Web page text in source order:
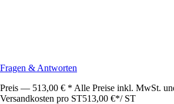
Fragen & Antworten
Preis — 513,00 € * Alle Preise inkl. MwSt.
Versandkosten pro ST513,00 €*/ ST